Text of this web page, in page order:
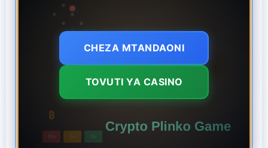
CHEZA MTANDAONI
TOVUTI YA CASINO